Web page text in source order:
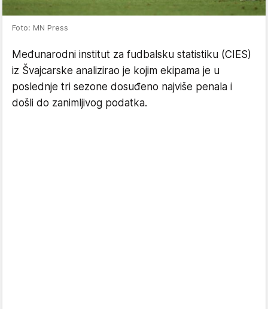
Foto: MN Press
Međunarodni institut za fudbalsku statistiku (CIES)
iz Švajcarske analizirao je kojim ekipama je u
poslednje tri sezone dosuđeno najviše penala i
došli do zanimljivog podatka.